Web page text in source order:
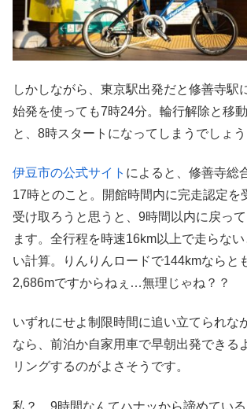
しかしながら、東京駅出発だと修善寺駅
始発を使っても7時24分。輪行解除と移
と、8時スタートになってしまうでしょう
伊豆市の公式サイト によると、修善寺総
17時とのこと。開館時間内に完走認定を
受け取ろうと思うと、9時間以内に戻っ
ます。全行程を時速16km以上で走らな
い計算。りんりんロードで144kmならと
2,686mですからねぇ…無理じゃね？？
いずれにせよ制限時間に追い立てられな
なら、前泊か自家用車で早朝出発できる
リングするのがよさそうです。
私？ 9時間なんてハナッから諦めてい